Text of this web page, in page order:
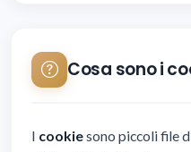
Cosa sono i
I cookiesono piccoli file